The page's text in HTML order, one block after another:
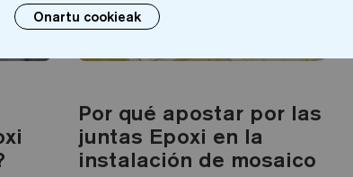
Por qué apostar por las
juntas Epoxi en la
instalación de mosaico
Onartu cookieak